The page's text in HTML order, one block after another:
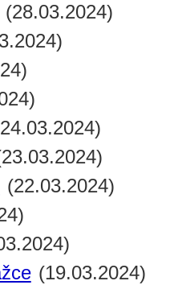
(28.03.2024)
(22.03.2024)
(19.03.2024)